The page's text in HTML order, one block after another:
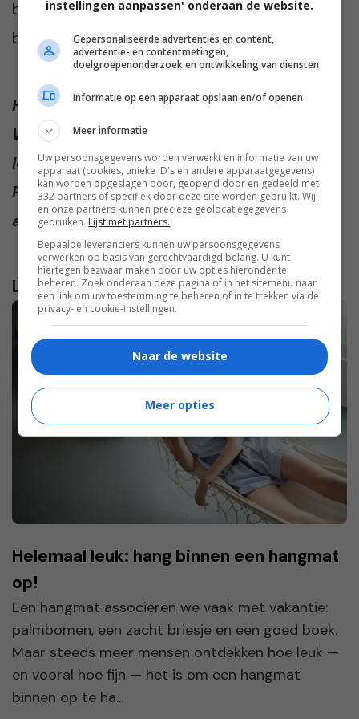
ben te jong om niet meer te worden
begeerd.”
Herken je je in het verhaal van Charona?
Wat heb jij gedaan om je relatie nieuw
leven in te blazen? Wat raad je haar aan?
Praat mee in de comments onder dit
artikel!
Lees verder...
Helemaal leuk: hang binnen een hangmat
op!
Een hangmat associëren we vaak met vakantie:
palmbomen, een zacht briesje en een goed boek.
Maar steeds meer mensen ontdekken hoe leuk —
en vooral hoe fijn — het is om een hangmat
binnen op te ha...
instellingen aanpassen' onderaan de website.
Gepersonaliseerde advertenties en content,
advertentie- en contentmetingen,
doelgroepenonderzoek en ontwikkeling van diensten
Informatie op een apparaat opslaan en/of openen
Meer informatie
Uw persoonsgegevens worden verwerkt en informatie van uw
apparaat (cookies, unieke ID's en andere apparaatgegevens)
kan worden opgeslagen door, geopend door en gedeeld met
332 partners of specifiek door deze site worden gebruikt. Wij
en onze partners kunnen precieze geolocatiegegevens
gebruiken. Lijst met partners.
Bepaalde leveranciers kunnen uw persoonsgegevens
verwerken op basis van gerechtvaardigd belang. U kunt
hiertegen bezwaar maken door uw opties hieronder te
beheren. Zoek onderaan deze pagina of in het sitemenu naar
een link om uw toestemming te beheren of in te trekken via de
privacy- en cookie-instellingen.
Naar de website
Meer opties